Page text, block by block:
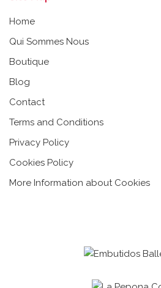
Home
Qui Sommes Nous
Boutique
Blog
Contact
Terms and Conditions
Privacy Policy
Cookies Policy
More Information about Cookies